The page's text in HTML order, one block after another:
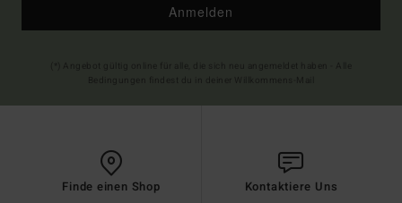
Anmelden
Finde einen Shop Kontaktiere Uns